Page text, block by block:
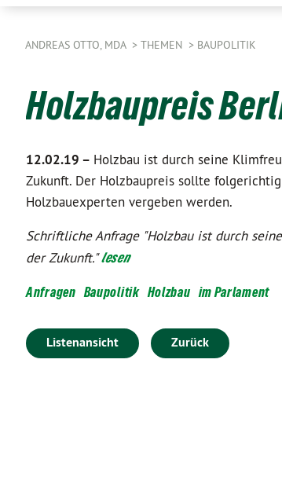
ANDREAS OTTO, MDA THEMEN BAUPOLITIK
Holzbaupreis
12.02.19 – Holzbau ist durch seine
Zukunft. Der Holzbaupreis sollte
Holzbauexperten vergeben werden.
Schriftliche Anfrage "Holzbau ist durch
der Zukunft."lesen
Anfragen Baupolitik Holzbau im Parlament
Listenansicht Zurück